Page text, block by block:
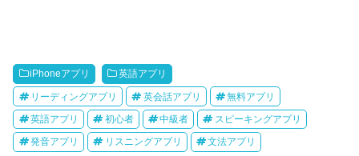
iPhoneアプリ 英語アプリ
リーディングアプリ 英会話アプリ 無料アプリ
英語アプリ 初心者 中級者 スピーキングアプリ
発音アプリ リスニングアプリ 文法アプリ